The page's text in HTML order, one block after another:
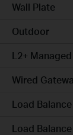
Wall Plate
Outdoor
L2+ Managed
Wired
Load
Load